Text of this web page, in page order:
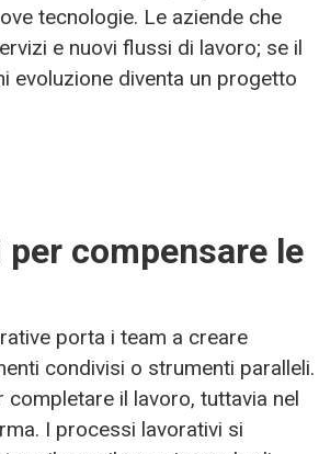
tecnologie. Le aziende che
e nuovi flussi di lavoro; se il
evoluzione diventa un progetto
compensare le
porta i team a creare
condivisi o strumenti paralleli.
il lavoro, tuttavia nel
I processi lavorativi si